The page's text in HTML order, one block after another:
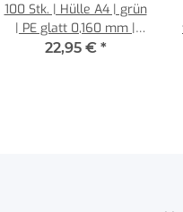
100 Stk. | Hülle A4 | grün
| PE glatt 0,160 mm |
REIF Hamburg
22,95 € *